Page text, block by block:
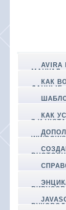
AVIRA
МАНУАЛ
КАК
ДАННЫЕ
КАК
7 И VISTA
WINDOWS
ВИРУСОВ